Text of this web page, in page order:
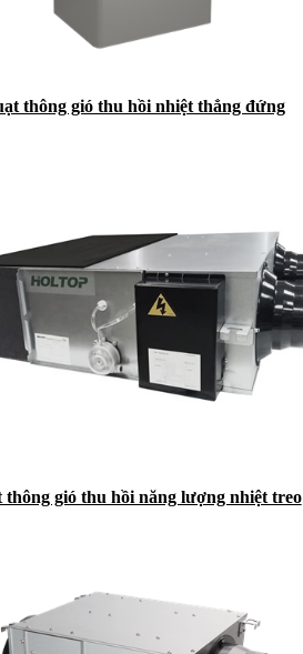
thông gió thu hồi nhiệt thẳng đứng
thông gió thu hồi năng lượng nhiệt treo